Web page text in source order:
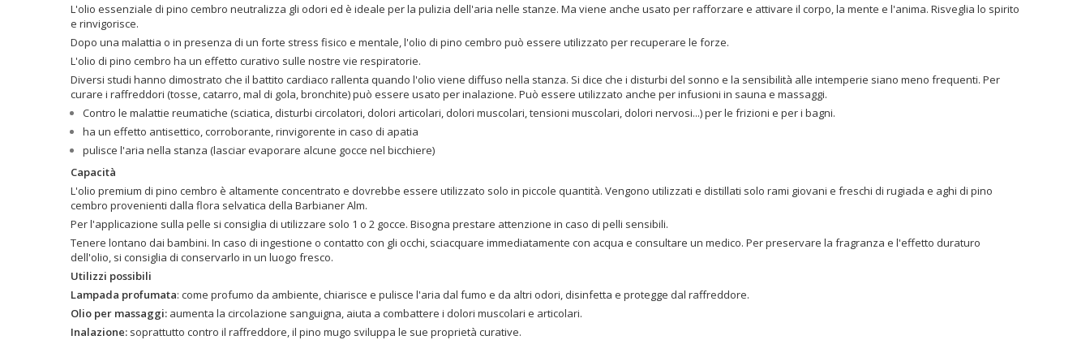
L'olio essenziale di pino cembro neutralizza gli odori ed è ideale per la pulizia dell'aria nelle stanze. Ma viene anche usato per rafforzare e attivare il corpo, la mente e l'anima. Risveglia lo spirito
e rinvigorisce.
Dopo una malattia o in presenza di un forte stress fisico e mentale, l'olio di pino cembro può essere utilizzato per recuperare le forze.
L'olio di pino cembro ha un effetto curativo sulle nostre vie respiratorie.
Diversi studi hanno dimostrato che il battito cardiaco rallenta quando l'olio viene diffuso nella stanza. Si dice che i disturbi del sonno e la sensibilità alle intemperie siano meno frequenti. Per
curare i raffreddori (tosse, catarro, mal di gola, bronchite) può essere usato per inalazione. Può essere utilizzato anche per infusioni in sauna e massaggi.
Contro le malattie reumatiche (sciatica, disturbi circolatori, dolori articolari, dolori muscolari, tensioni muscolari, dolori nervosi...) per le frizioni e per i bagni.
ha un effetto antisettico, corroborante, rinvigorente in caso di apatia
pulisce l'aria nella stanza (lasciar evaporare alcune gocce nel bicchiere)
Capacità
L'olio premium di pino cembro è altamente concentrato e dovrebbe essere utilizzato solo in piccole quantità. Vengono utilizzati e distillati solo rami giovani e freschi di rugiada e aghi di pino
cembro provenienti dalla flora selvatica della Barbianer Alm.
Per l'applicazione sulla pelle si consiglia di utilizzare solo 1 o 2 gocce. Bisogna prestare attenzione in caso di pelli sensibili.
Tenere lontano dai bambini. In caso di ingestione o contatto con gli occhi, sciacquare immediatamente con acqua e consultare un medico. Per preservare la fragranza e l'effetto duraturo
dell'olio, si consiglia di conservarlo in un luogo fresco.
Utilizzi possibili
Lampada profumata: come profumo da ambiente, chiarisce e pulisce l'aria dal fumo e da altri odori, disinfetta e protegge dal raffreddore.
Olio per massaggi: aumenta la circolazione sanguigna, aiuta a combattere i dolori muscolari e articolari.
Inalazione: soprattutto contro il raffreddore, il pino mugo sviluppa le sue proprietà curative.